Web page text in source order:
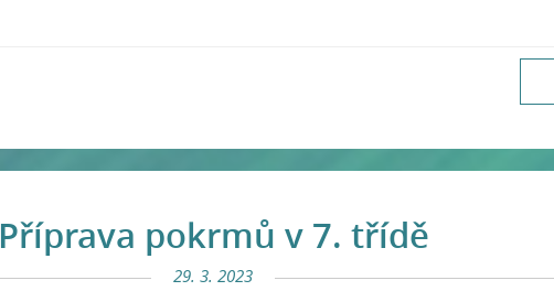
Příprava pokrmů v 7. třídě
29. 3. 2023